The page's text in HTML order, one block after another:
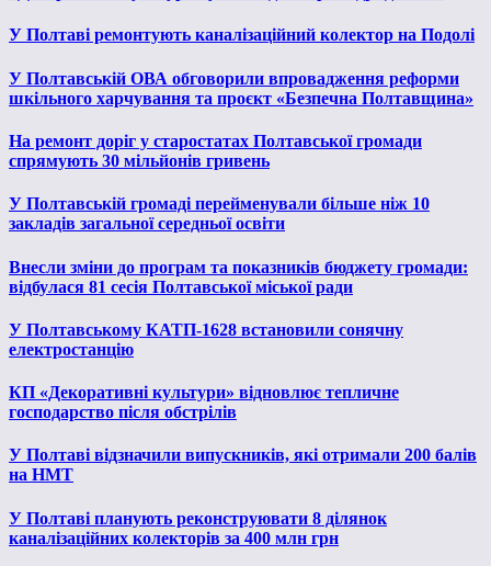
У Полтаві ремонтують каналізаційний колектор на Подолі
У Полтавській ОВА обговорили впровадження реформи
шкільного харчування та проєкт «Безпечна Полтавщина»
На ремонт доріг у старостатах Полтавської громади
спрямують 30 мільйонів гривень
У Полтавській громаді перейменували більше ніж 10
закладів загальної середньої освіти
Внесли зміни до програм та показників бюджету громади:
відбулася 81 сесія Полтавської міської ради
У Полтавському КАТП-1628 встановили сонячну
електростанцію
КП «Декоративні культури» відновлює тепличне
господарство після обстрілів
У Полтаві відзначили випускників, які отримали 200 балів
на НМТ
У Полтаві планують реконструювати 8 ділянок
каналізаційних колекторів за 400 млн грн